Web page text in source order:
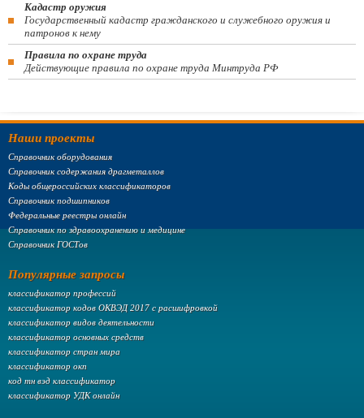
Кадастр оружия
Государственный кадастр гражданского и служебного оружия и
патронов к нему
Правила по охране труда
Действующие правила по охране труда Минтруда РФ
Наши проекты
Справочник оборудования
Справочник содержания драгметаллов
Коды общероссийских классификаторов
Справочник подшипников
Федеральные реестры онлайн
Справочник по здравоохранению и медицине
Справочник ГОСТов
Популярные запросы
классификатор профессий
классификатор кодов ОКВЭД 2017 с расшифровкой
классификатор видов деятельности
классификатор основных средств
классификатор стран мира
классификатор окп
код тн вэд классификатор
классификатор УДК онлайн